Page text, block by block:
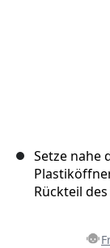
Setze nahe
Rückteil